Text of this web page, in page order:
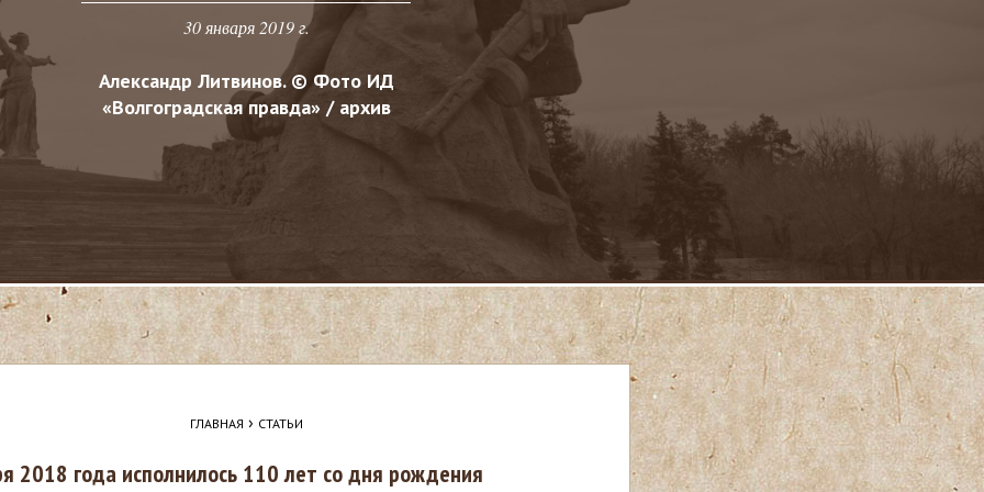
30 января 2019 г.
Александр Литвинов. © Фото ИД
«Волгоградская правда» / архив
ГЛАВНАЯ › СТАТЬИ
2018 года исполнилось 110 лет со дня рождения